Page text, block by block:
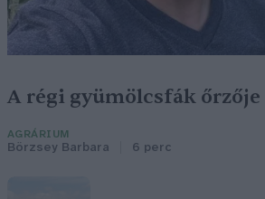
A régi gyümölcsfák őrzője
AGRÁRIUM
Börzsey Barbara 6 perc